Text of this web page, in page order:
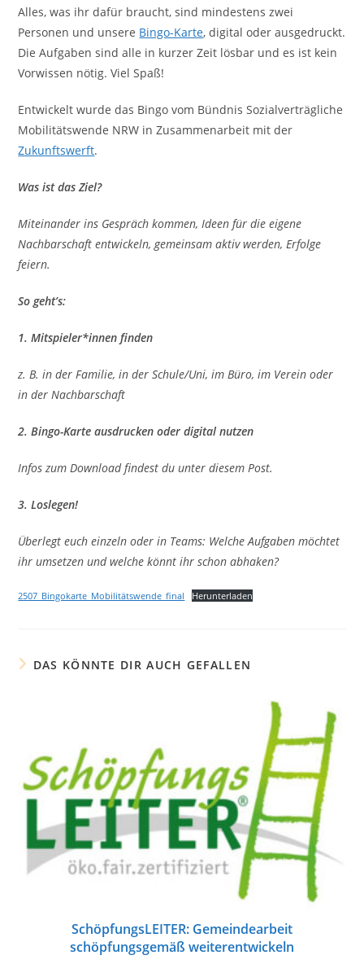
Alles, was ihr dafür braucht, sind mindestens zwei
Personen und unsere Bingo-Karte, digital oder ausgedruckt.
Die Aufgaben sind alle in kurzer Zeit lösbar und es ist kein
Vorwissen nötig. Viel Spaß!
Entwickelt wurde das Bingo vom Bündnis Sozialverträgliche
Mobilitätswende NRW in Zusammenarbeit mit der
Zukunftswerft.
Was ist das Ziel?
Miteinander ins Gespräch kommen, Ideen für die eigene
Nachbarschaft entwickeln, gemeinsam aktiv werden, Erfolge
feiern.
So geht’s:
1. Mitspieler*innen finden
z. B. in der Familie, in der Schule/Uni, im Büro, im Verein oder
in der Nachbarschaft
2. Bingo-Karte ausdrucken oder digital nutzen
Infos zum Download findest du unter diesem Post.
3. Loslegen!
Überlegt euch einzeln oder in Teams: Welche Aufgaben möchtet
ihr umsetzen und welche könnt ihr schon abhaken?
2507_Bingokarte_Mobilitätswende_final Herunterladen
DAS KÖNNTE DIR AUCH GEFALLEN
SchöpfungsLEITER: Gemeindearbeit
schöpfungsgemäß weiterentwickeln